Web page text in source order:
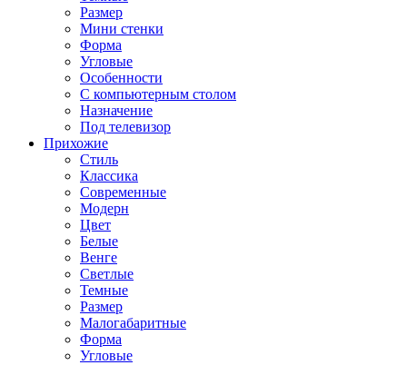
Размер
Мини стенки
Форма
Угловые
Особенности
С компьютерным столом
Назначение
Под телевизор
Прихожие
Стиль
Классика
Современные
Модерн
Цвет
Белые
Венге
Светлые
Темные
Размер
Малогабаритные
Форма
Угловые